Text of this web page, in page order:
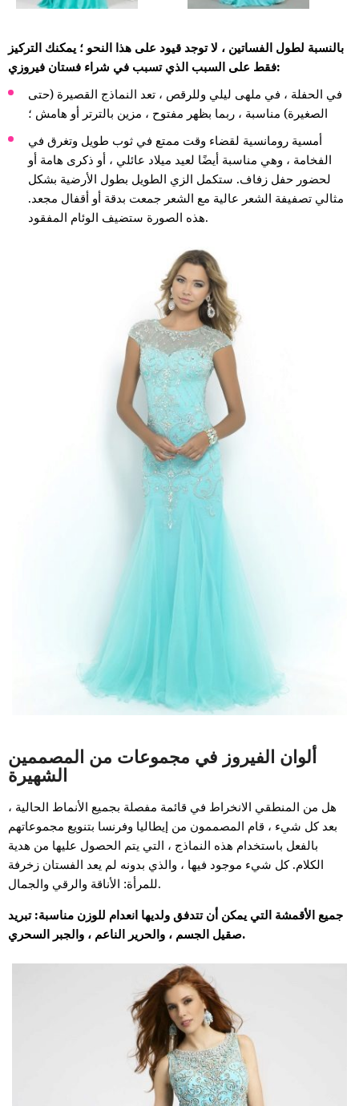
بالنسبة لطول الفساتين ، لا توجد قيود على هذا النحو ؛ يمكنك التركيز
فقط على السبب الذي تسبب في شراء فستان فيروزي:
في الحفلة ، في ملهى ليلي وللرقص ، تعد النماذج القصيرة (حتى
الصغيرة) مناسبة ، ربما بظهر مفتوح ، مزين بالترتر أو هامش ؛
أمسية رومانسية لقضاء وقت ممتع في ثوب طويل وتغرق في
الفخامة ، وهي مناسبة أيضًا لعيد ميلاد عائلي ، أو ذكرى هامة أو
لحضور حفل زفاف. ستكمل الزي الطويل بطول الأرضية بشكل
مثالي تصفيفة الشعر عالية مع الشعر جمعت بدقة أو أقفال مجعد.
هذه الصورة ستضيف الوئام المفقود.
ألوان الفيروز في مجموعات من المصممين
الشهيرة
هل من المنطقي الانخراط في قائمة مفصلة بجميع الأنماط الحالية ،
بعد كل شيء ، قام المصممون من إيطاليا وفرنسا بتنويع مجموعاتهم
بالفعل باستخدام هذه النماذج ، التي يتم الحصول عليها من هدية
الكلام. كل شيء موجود فيها ، والذي بدونه لم يعد الفستان زخرفة
للمرأة: الأناقة والرقي والجمال.
جميع الأقمشة التي يمكن أن تتدفق ولديها انعدام للوزن مناسبة: تبريد
صقيل الجسم ، والحرير الناعم ، والجبر السحري.